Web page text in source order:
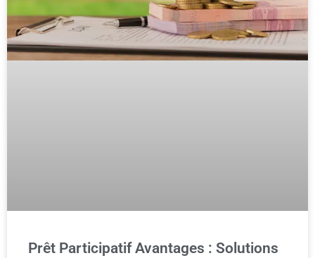
Prêt Participatif Avantages : Solutions